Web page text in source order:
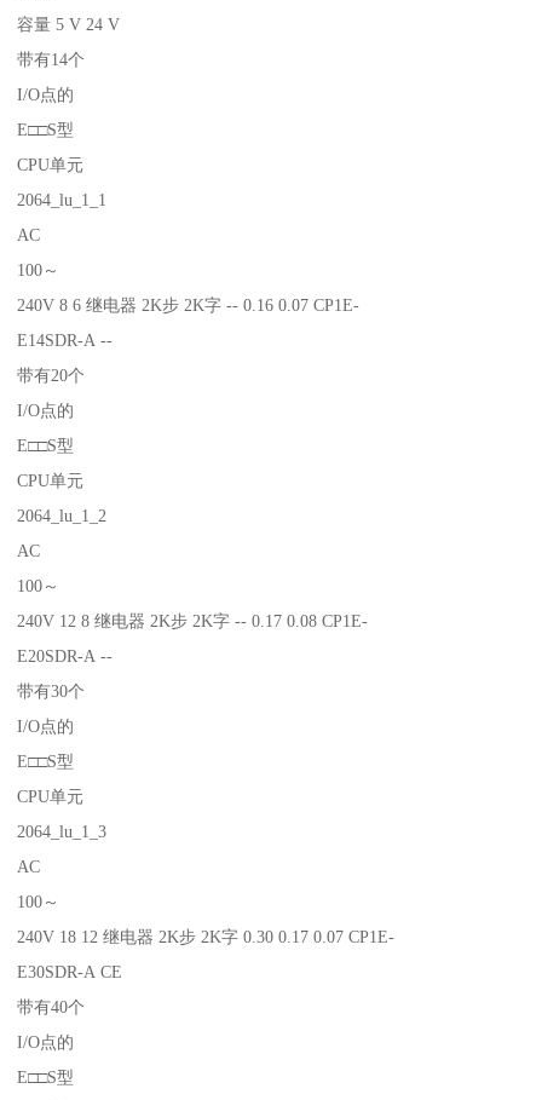
容量 5 V 24 V
带有14个
I/O点的
E□□S型
CPU单元
2064_lu_1_1
AC
100～
240V 8 6 继电器 2K步 2K字 -- 0.16 0.07 CP1E-
E14SDR-A --
带有20个
I/O点的
E□□S型
CPU单元
2064_lu_1_2
AC
100～
240V 12 8 继电器 2K步 2K字 -- 0.17 0.08 CP1E-
E20SDR-A --
带有30个
I/O点的
E□□S型
CPU单元
2064_lu_1_3
AC
100～
240V 18 12 继电器 2K步 2K字 0.30 0.17 0.07 CP1E-
E30SDR-A CE
带有40个
I/O点的
E□□S型